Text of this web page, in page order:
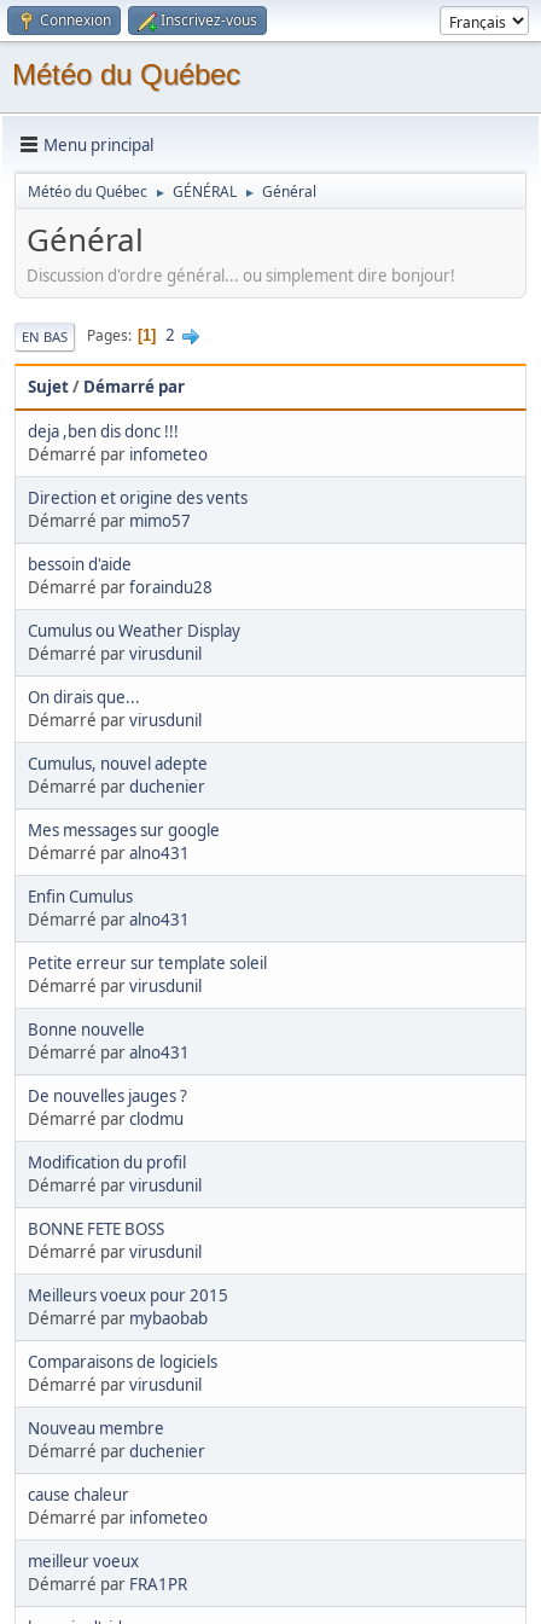
Connexion Inscrivez-vous
Météo du Québec
Menu principal
Météo du Québec ► GÉNÉRAL ► Général
Général
Discussion d'ordre général... ou simplement dire bonjour!
EN BAS Pages 1 2
Sujet/ Démarré par
deja ,ben dis donc !!!
Démarré par infometeo
Direction et origine des vents
Démarré par mimo57
bessoin d'aide
Démarré parforaindu28
Cumulus ou Weather Display
Démarré parvirusdunil
On dirais que...
Démarré parvirusdunil
Cumulus, nouvel adepte
Démarré parduchenier
Mes messages sur google
Démarré paralno431
Enfin Cumulus
Démarré paralno431
Petite erreur sur template soleil
Démarré parvirusdunil
Bonne nouvelle
Démarré paralno431
De nouvelles jauges ?
Démarré parclodmu
Modification du profil
Démarré parvirusdunil
BONNE FETE BOSS
Démarré parvirusdunil
Meilleurs voeux pour 2015
Démarré par mybaobab
Comparaisons de logiciels
Démarré parvirusdunil
Nouveau membre
Démarré parduchenier
cause chaleur
Démarré par infometeo
meilleur voeux
Démarré par FRA1PR